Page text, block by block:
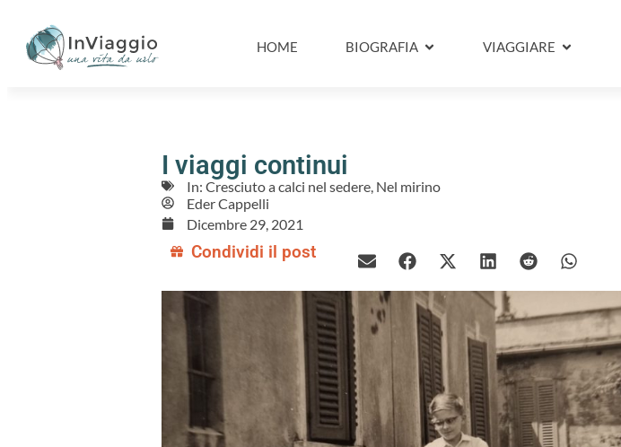
HOME BIOGRAFIA VIAGGIARE
I viaggi continui
In: Cresciuto a calci nel sedere, Nel mirino
Eder Cappelli
Dicembre 29, 2021
Condividi il post